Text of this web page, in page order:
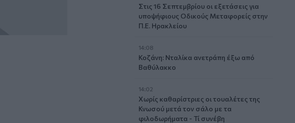
Στις 16 Σεπτεμβρίου οι εξετάσεις για
υποψήφιους Οδικούς Μεταφορείς στην
Π.Ε. Ηρακλείου
14:08
Κοζάνη: Νταλίκα ανετράπη έξω από
Βαθύλακκο
14:02
Χωρίς καθαρίστριες οι τουαλέτες της
Κνωσού μετά τον σάλο με τα
φιλοδωρήματα - Τί συνέβη